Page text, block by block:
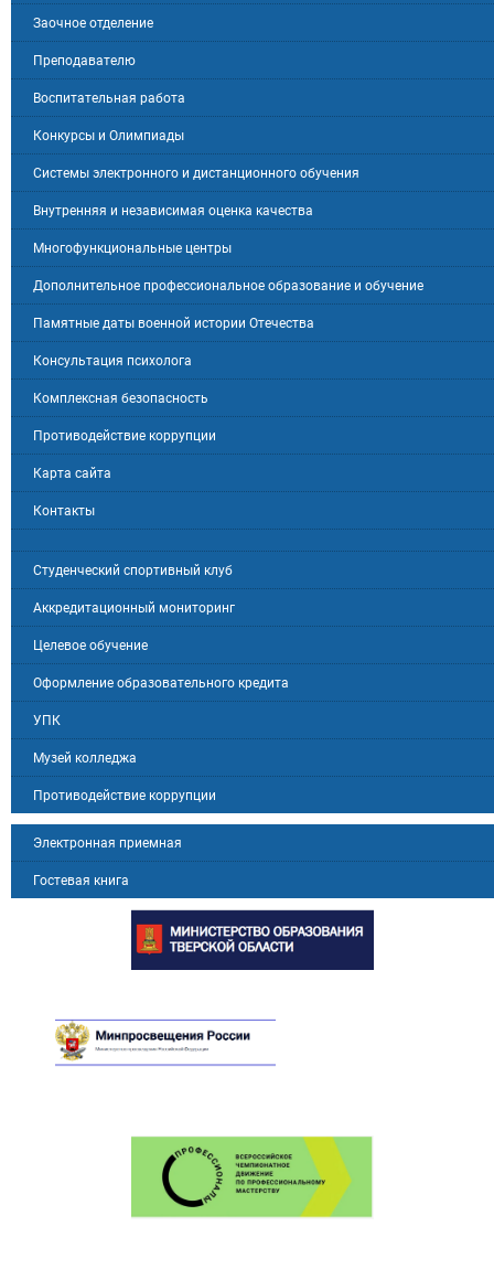
Заочное отделение
Преподавателю
Воспитательная работа
Конкурсы и Олимпиады
Системы электронного и дистанционного обучения
Внутренняя и независимая оценка качества
Многофункциональные центры
Дополнительное профессиональное образование и обучение
Памятные даты военной истории Отечества
Консультация психолога
Комплексная безопасность
Противодействие коррупции
Карта сайта
Контакты
Студенческий спортивный клуб
Аккредитационный мониторинг
Целевое обучение
Оформление образовательного кредита
УПК
Музей колледжа
Противодействие коррупции
Электронная приемная
Гостевая книга